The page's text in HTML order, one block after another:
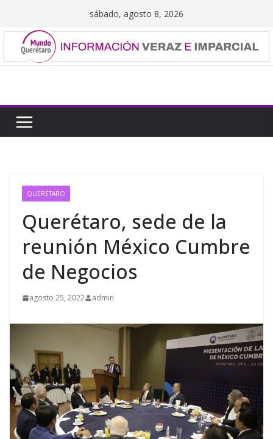
contenido
sábado, agosto 8, 2026
QUERÉTARO
Querétaro, sede de la
reunión México Cumbre
de Negocios
agosto 25, 2022 admin